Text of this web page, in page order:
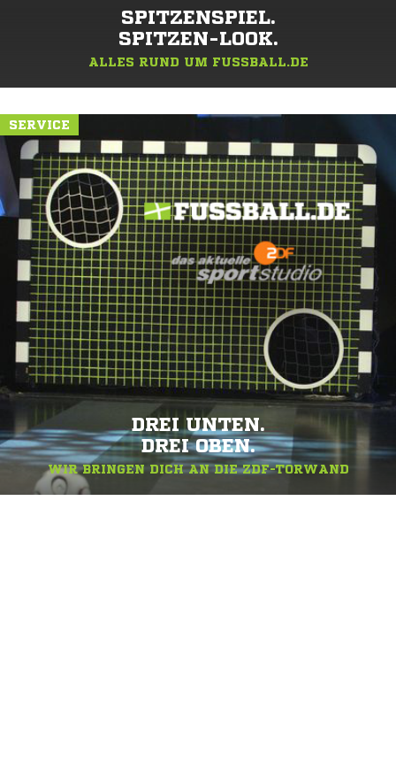
SPITZENSPIEL.
SPITZEN-LOOK.
ALLES RUND UM FUSSBALL.DE
SERVICE
DREI UNTEN.
DREI OBEN.
WIR BRINGEN DICH AN DIE ZDF-TORWAND